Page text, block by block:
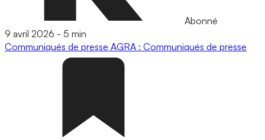
Abonné
9 avril 2026 - 5 min
Communiqués de presse AGRA : Communiqués de presse